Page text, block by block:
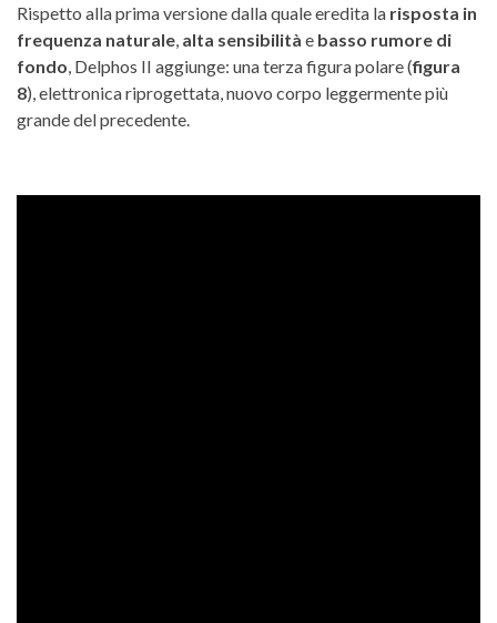
Rispetto alla prima versione dalla quale eredita la risposta in
frequenza naturale, alta sensibilità e basso rumore di
fondo, Delphos II aggiunge: una terza figura polare (figura
8), elettronica riprogettata, nuovo corpo leggermente più
grande del precedente.